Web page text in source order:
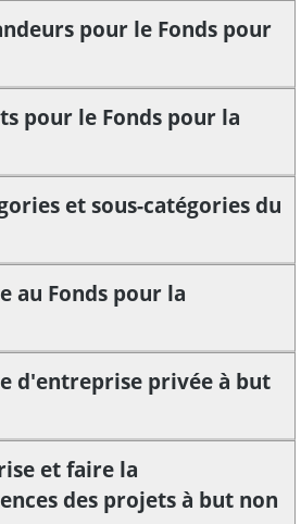
pour le Fonds pour
pour le Fonds pour la
et sous-catégories du
au Fonds pour la
d'entreprise privée à but
et faire la
des projets à but non